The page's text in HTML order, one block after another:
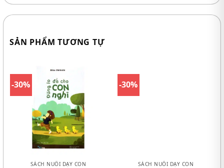
SẢN PHẨM TƯƠNG TỰ
-30%
SÁCH NUÔI DẠY CON
-30%
SÁCH NUÔI DẠY CON